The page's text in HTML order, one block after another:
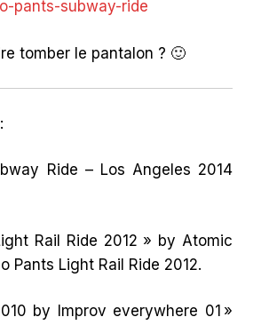
tomber le pantalon ? 🙂
Ride – Los Angeles 2014
Rail Ride 2012 » by Atomic
Pants Light Rail Ride 2012.
by Improv everywhere 01 »